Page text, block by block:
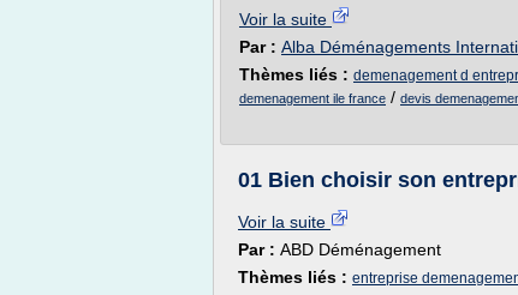
Voir la suite
Par : Alba Déménagements
Thèmes liés : demenagement d
demenagement ile france / devis
01 Bien choisir son
Voir la suite
Par : ABD Déménagement
Thèmes liés : entreprise